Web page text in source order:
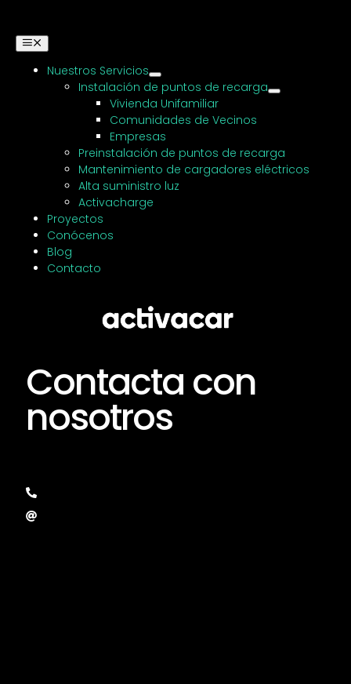
contenido
Alternar
navegación
Nuestros Servicios
Instalación de puntos de recarga
Vivienda Unifamiliar
Comunidades de Vecinos
Empresas
Preinstalación de puntos de recarga
Mantenimiento de cargadores eléctricos
Alta suministro luz
Activacharge
Proyectos
Conócenos
Blog
Contacto
Contacta con
nosotros
+34 606 50 30 25
hola@activacar.com